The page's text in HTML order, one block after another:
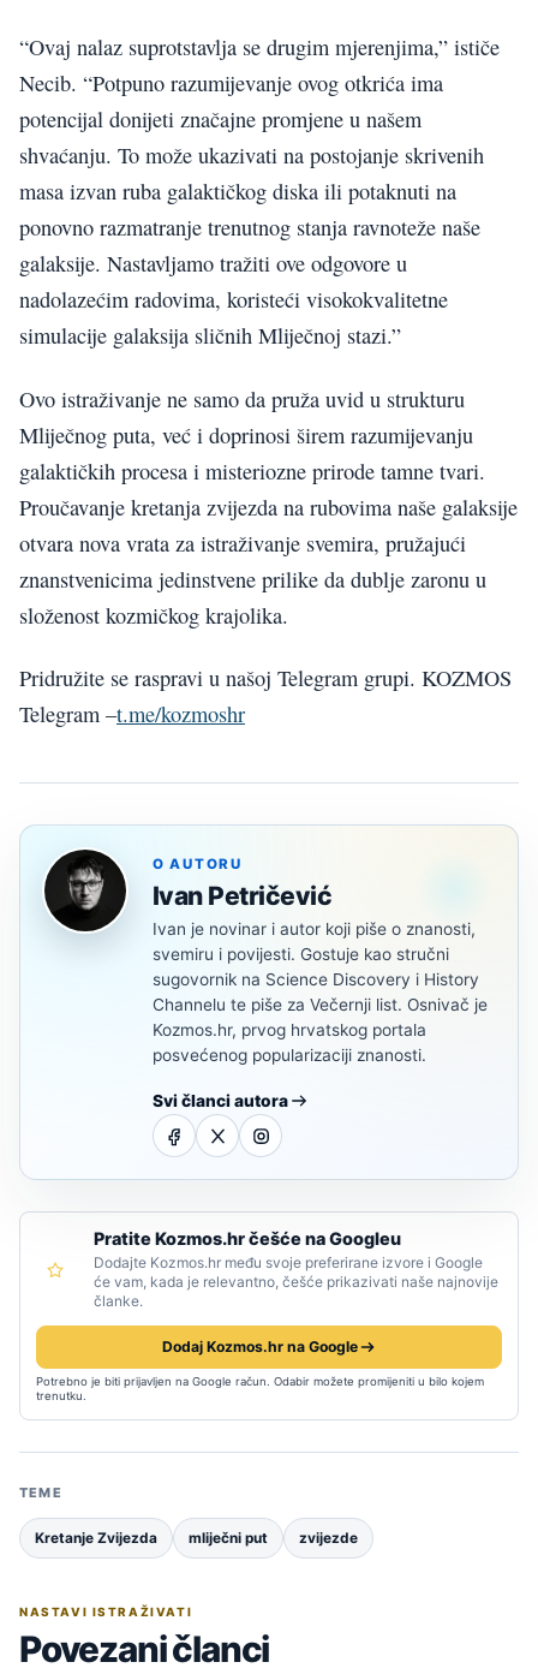
“Ovaj nalaz suprotstavlja se drugim mjerenjima,” ističe
Necib. “Potpuno razumijevanje ovog otkrića ima
potencijal donijeti značajne promjene u našem
shvaćanju. To može ukazivati na postojanje skrivenih
masa izvan ruba galaktičkog diska ili potaknuti na
ponovno razmatranje trenutnog stanja ravnoteže naše
galaksije. Nastavljamo tražiti ove odgovore u
nadolazećim radovima, koristeći visokokvalitetne
simulacije galaksija sličnih Mliječnoj stazi.”
Ovo istraživanje ne samo da pruža uvid u strukturu
Mliječnog puta, već i doprinosi širem razumijevanju
galaktičkih procesa i misteriozne prirode tamne tvari.
Proučavanje kretanja zvijezda na rubovima naše galaksije
otvara nova vrata za istraživanje svemira, pružajući
znanstvenicima jedinstvene prilike da dublje zaronu u
složenost kozmičkog krajolika.
Pridružite se raspravi u našoj Telegram grupi. KOZMOS
Telegram –t.me/kozmoshr
O AUTORU
Ivan Petričević
Ivan je novinar i autor koji piše o znanosti,
svemiru i povijesti. Gostuje kao stručni
sugovornik na Science Discovery i History
Channelu te piše za Večernji list. Osnivač je
Kozmos.hr, prvog hrvatskog portala
posvećenog popularizaciji znanosti.
Svi članci autora
Pratite Kozmos.hr češće na Googleu
Dodajte Kozmos.hr među svoje preferirane izvore i Google
će vam, kada je relevantno, češće prikazivati naše najnovije
članke.
Dodaj Kozmos.hr na Google
Potrebno je biti prijavljen na Google račun. Odabir možete promijeniti u bilo kojem
trenutku.
TEME
Kretanje Zvijezda mliječni put zvijezde
NASTAVI ISTRAŽIVATI
Povezani članci